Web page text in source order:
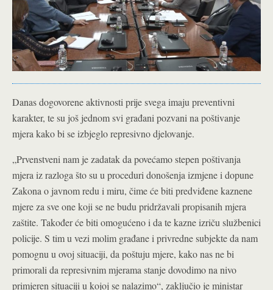
Danas dogovorene aktivnosti prije svega imaju preventivni
karakter, te su još jednom svi građani pozvani na poštivanje
mjera kako bi se izbjeglo represivno djelovanje.
„Prvenstveni nam je zadatak da povećamo stepen poštivanja
mjera iz razloga što su u proceduri donošenja izmjene i dopune
Zakona o javnom redu i miru, čime će biti predviđene kaznene
mjere za sve one koji se ne budu pridržavali propisanih mjera
zaštite. Također će biti omogućeno i da te kazne izriču službenici
policije. S tim u vezi molim građane i privredne subjekte da nam
pomognu u ovoj situaciji, da poštuju mjere, kako nas ne bi
primorali da represivnim mjerama stanje dovodimo na nivo
primjeren situaciji u kojoj se nalazimo“, zaključio je ministar